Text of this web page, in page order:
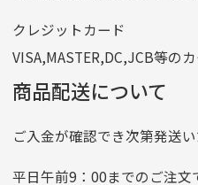
他銀行から
店名
四七八（
店番
478
預金種目
普通預金
口座番号
0776226
クレジットカード
VISA,MASTER,DC,JCB等の
商品配送について
ご入金が確認でき次第発送い
平日午前9：00までのご注文